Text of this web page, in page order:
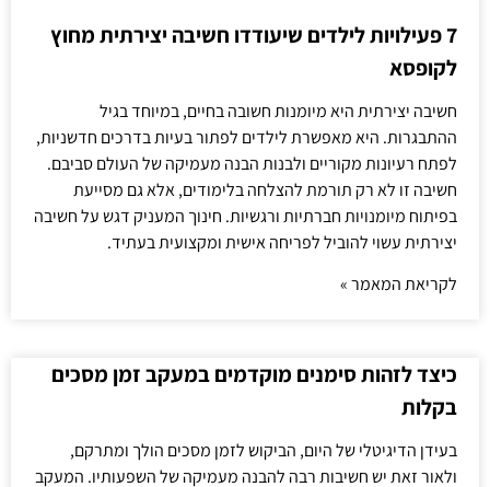
7 פעילויות לילדים שיעודדו חשיבה יצירתית מחוץ
לקופסא
חשיבה יצירתית היא מיומנות חשובה בחיים, במיוחד בגיל
ההתבגרות. היא מאפשרת לילדים לפתור בעיות בדרכים חדשניות,
לפתח רעיונות מקוריים ולבנות הבנה מעמיקה של העולם סביבם.
חשיבה זו לא רק תורמת להצלחה בלימודים, אלא גם מסייעת
בפיתוח מיומנויות חברתיות ורגשיות. חינוך המעניק דגש על חשיבה
יצירתית עשוי להוביל לפריחה אישית ומקצועית בעתיד.
לקריאת המאמר »
כיצד לזהות סימנים מוקדמים במעקב זמן מסכים
בקלות
בעידן הדיגיטלי של היום, הביקוש לזמן מסכים הולך ומתרקם,
ולאור זאת יש חשיבות רבה להבנה מעמיקה של השפעותיו. המעקב